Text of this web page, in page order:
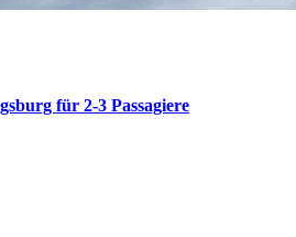
für 2-3 Passagiere